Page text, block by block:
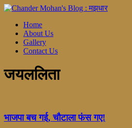
Home
About Us
Gallery
Contact Us
जयललिता
भाजपा बच गई, चौटाला फंस गए!